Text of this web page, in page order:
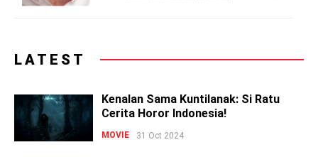
LATEST
Kenalan Sama Kuntilanak: Si Ratu
Cerita Horor Indonesia!
MOVIE 31 Oct 2024